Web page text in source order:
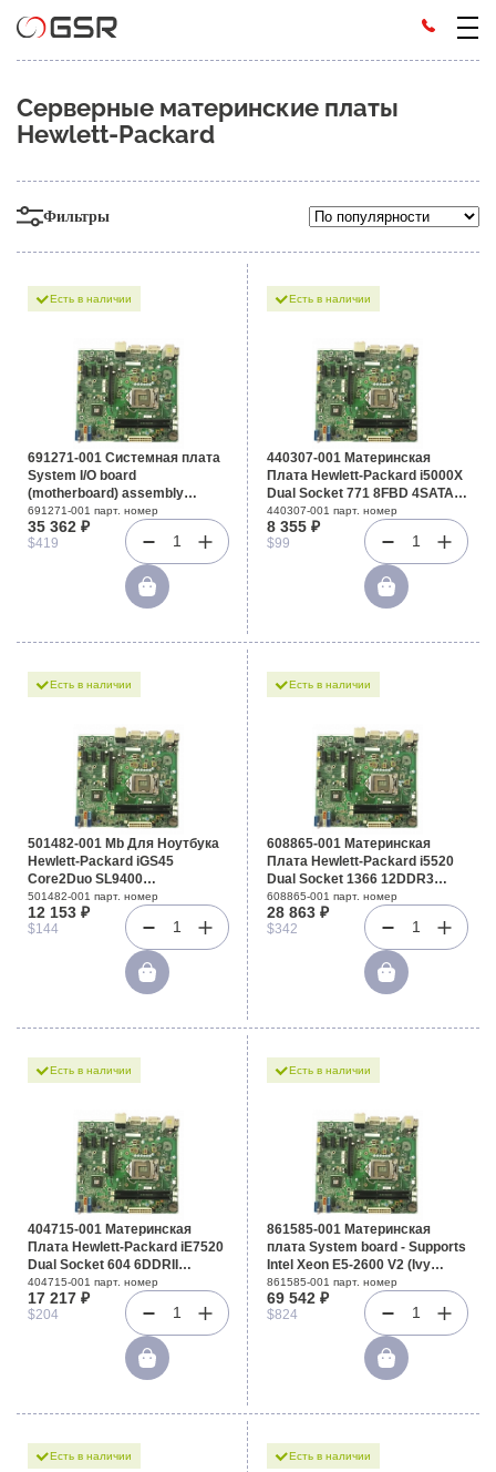
Серверные материнские платы
Hewlett-Packard
Фильтры
Есть в наличии
691271-001 Системная плата
System I/O board
(motherboard) assembly
Includes processor cage and
subpan для DL385p G8
691271-001 парт. номер
35 362 ₽
$419 1
Есть в наличии
440307-001 Материнская
Плата Hewlett-Packard i5000X
Dual Socket 771 8FBD 4SATAII
U100 2PCI-E16x 2PCI-E8x 2PCI
AC97 GbLAN ATX 1333Mhz For
XW6600
440307-001 парт. номер
8 355 ₽
$99 1
Есть в наличии
501482-001 Mb Для Ноутбука
Hewlett-Packard iGS45
Core2Duo SL9400
1866Mhz/1066/6M 2DDRII AC97
LAN1000 IE1394 SD For
EliteBook 2730p
501482-001 парт. номер
12 153 ₽
$144 1
Есть в наличии
608865-001 Материнская
Плата Hewlett-Packard i5520
Dual Socket 1366 12DDR3
6SATAII 2PCI-E16x 2.0/Riser
PCI-E4x SVGA 2xGbLAN E-ATX
6400Mhz 2U For DL180G6
608865-001 парт. номер
28 863 ₽
$342 1
Есть в наличии
404715-001 Материнская
Плата Hewlett-Packard iE7520
Dual Socket 604 6DDRII
UW320SCSI U100 PCI-E8x
2SCSI Video E-ATX 800Mhz For
DL380G4p
404715-001 парт. номер
17 217 ₽
$204 1
Есть в наличии
861585-001 Материнская
плата System board - Supports
Intel Xeon E5-2600 V2 (Ivy
Bridge) and E5-2600 (Sandy
Bridge)
861585-001 парт. номер
69 542 ₽
$824 1
Есть в наличии Есть в наличии